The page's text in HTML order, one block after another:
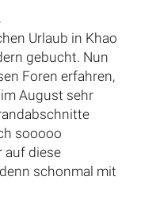
Urlaub in Khao
gebucht. Nun
Foren erfahren,
August sehr
sooooo
auf diese
schonmal mit